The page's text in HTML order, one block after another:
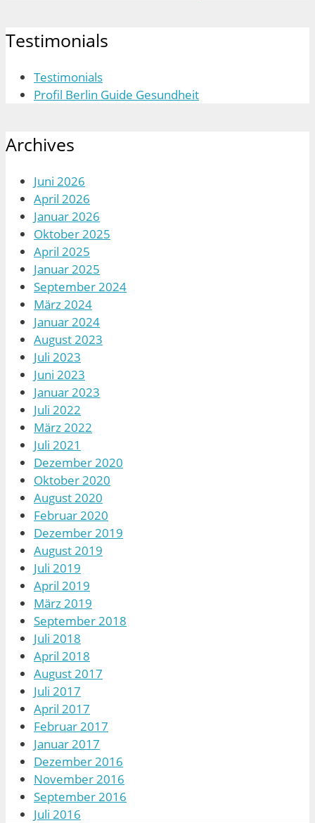
Testimonials
Testimonials
Profil Berlin Guide Gesundheit
Archives
Juni 2026
April 2026
Januar 2026
Oktober 2025
April 2025
Januar 2025
September 2024
März 2024
Januar 2024
August 2023
Juli 2023
Juni 2023
Januar 2023
Juli 2022
März 2022
Juli 2021
Dezember 2020
Oktober 2020
August 2020
Februar 2020
Dezember 2019
August 2019
Juli 2019
April 2019
März 2019
September 2018
Juli 2018
April 2018
August 2017
Juli 2017
April 2017
Februar 2017
Januar 2017
Dezember 2016
November 2016
September 2016
Juli 2016